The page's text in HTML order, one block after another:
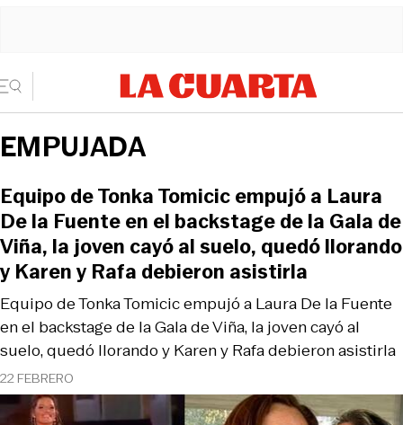
EMPUJADA
22 FEBRERO
Equipo de Tonka Tomicic empujó a Laura De la Fuente
en el backstage de la Gala de Viña, la joven cayó al
suelo, quedó llorando y Karen y Rafa debieron asistirla
Equipo de Tonka Tomicic empujó a Laura
De la Fuente en el backstage de la Gala de
Viña, la joven cayó al suelo, quedó llorando
y Karen y Rafa debieron asistirla